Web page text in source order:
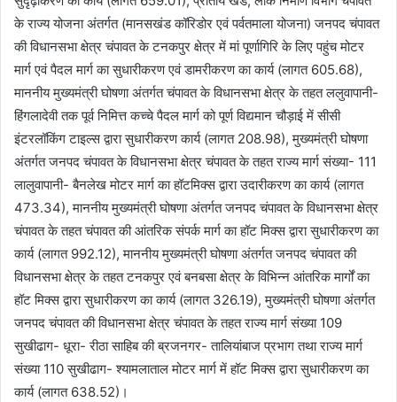
के राज्य योजना अंतर्गत (मानसखंड कॉरिडोर एवं पर्वतमाला योजना) जनपद चंपावत
की विधानसभा क्षेत्र चंपावत के टनकपुर क्षेत्र में मां पूर्णागिरि के लिए पहुंच मोटर
मार्ग एवं पैदल मार्ग का सुधारीकरण एवं डामरीकरण का कार्य (लागत 605.68),
माननीय मुख्यमंत्री घोषणा अंतर्गत चंपावत के विधानसभा क्षेत्र के तहत ललुवापानी-
हिंगलादेवी तक पूर्व निमित्त कच्चे पैदल मार्ग को पूर्ण विद्यमान चौड़ाई में सीसी
इंटरलॉकिंग टाइल्स द्वारा सुधारीकरण कार्य (लागत 208.98), मुख्यमंत्री घोषणा
अंतर्गत जनपद चंपावत के विधानसभा क्षेत्र चंपावत के तहत राज्य मार्ग संख्या- 111
लालुवापानी- बैनलेख मोटर मार्ग का हॉटमिक्स द्वारा उदारीकरण का कार्य (लागत
473.34), माननीय मुख्यमंत्री घोषणा अंतर्गत जनपद चंपावत के विधानसभा क्षेत्र
चंपावत के तहत चंपावत की आंतरिक संपर्क मार्ग का हॉट मिक्स द्वारा सुधारीकरण का
कार्य (लागत 992.12), माननीय मुख्यमंत्री घोषणा अंतर्गत जनपद चंपावत की
विधानसभा क्षेत्र के तहत टनकपुर एवं बनबसा क्षेत्र के विभिन्न आंतरिक मार्गों का
हॉट मिक्स द्वारा सुधारीकरण का कार्य (लागत 326.19), मुख्यमंत्री घोषणा अंतर्गत
जनपद चंपावत की विधानसभा क्षेत्र चंपावत के तहत राज्य मार्ग संख्या 109
सुखीढाग- धूरा- रीठा साहिब की ब्रजनगर- तालियांबाज प्रभाग तथा राज्य मार्ग
संख्या 110 सुखीढाग- श्यामलाताल मोटर मार्ग में हॉट मिक्स द्वारा सुधारीकरण का
कार्य (लागत 638.52)।